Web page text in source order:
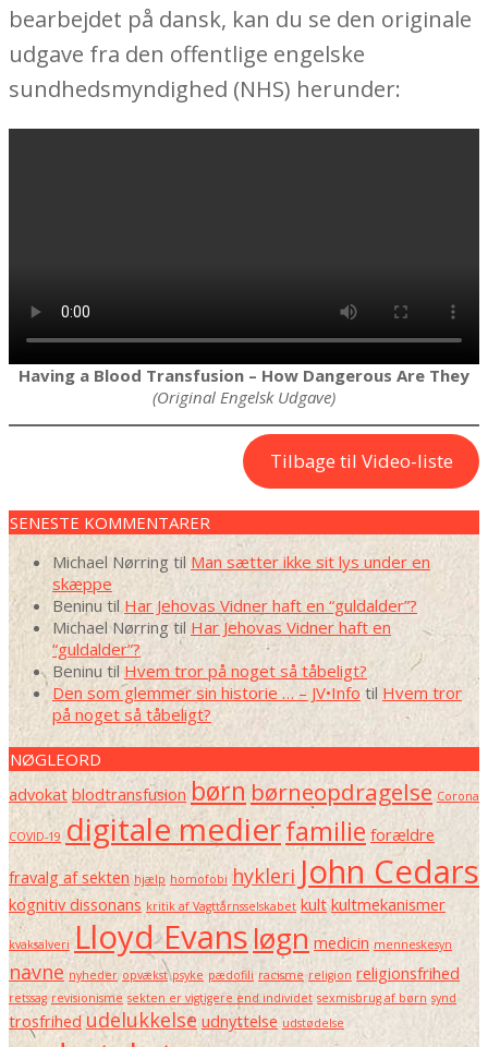
bearbejdet på dansk, kan du se den originale
udgave fra den offentlige engelske
sundhedsmyndighed (NHS) herunder:
Having a Blood Transfusion – How Dangerous Are They
(Original Engelsk Udgave)
Tilbage til Video-liste
02-
11
SENESTE KOMMENTARER
Michael Nørring til Man sætter ikke sit lys under en
skæppe
Beninu til Har Jehovas Vidner haft en “guldalder”?
Michael Nørring til Har Jehovas Vidner haft en
“guldalder”?
Beninu til Hvem tror på noget så tåbeligt?
Den som glemmer sin historie … – JV•Info til Hvem tror
på noget så tåbeligt?
NØGLEORD
advokat blodtransfusion børn børneopdragelse Corona
COVID-19 digitale medierfamilie forældre
fravalg af sekten hjælp homofobi hykleri John Cedars
kognitiv dissonans kritik af Vagttårnsselskabet kult kultmekanismer
kvaksalveri Lloyd Evansløgn medicin menneskesyn
navne nyheder opvækst psyke pædofili racisme religion religionsfrihed
retssag revisionisme sekten er vigtigere end individet sexmisbrug af børn synd
trosfrihed udelukkelse udnyttelse udstødelse